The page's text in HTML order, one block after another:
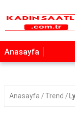
Anasayfa
Anasayfa Trend